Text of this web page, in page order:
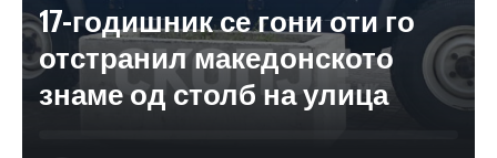
17-годишник се гони оти го
отстранил македонското
знаме од столб на улица